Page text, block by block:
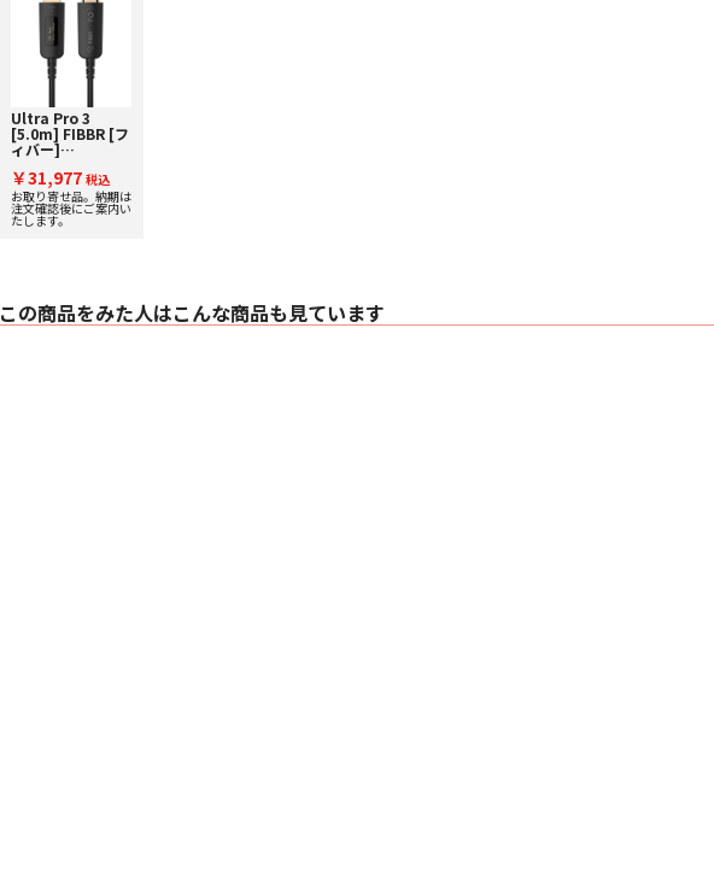
Ultra Pro 3
[5.0m] FIBBR [フ
ィバー]
8K/HDMI2.1/48Gbps
対応HDM光ケーブ
ル
￥31,977 税込
お取り寄せ品。納期は
注文確認後にご案内い
たします。
この商品をみた人はこんな商品も見ています